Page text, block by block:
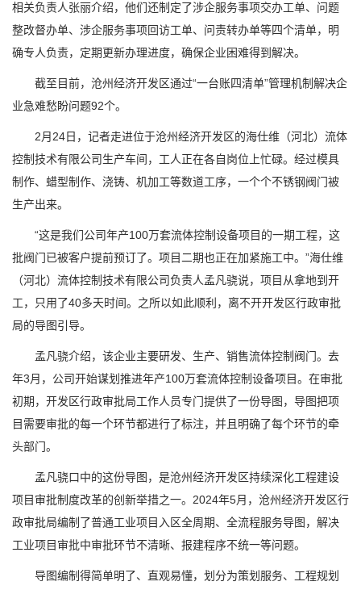
相关负责人张丽介绍，他们还制定了涉企服务事项交办工单、问题
整改督办单、涉企服务事项回访工单、问责转办单等四个清单，明
确专人负责，定期更新办理进度，确保企业困难得到解决。
截至目前，沧州经济开发区通过“一台账四清单”管理机制解决企
业急难愁盼问题92个。
2月24日，记者走进位于沧州经济开发区的海仕维（河北）流体
控制技术有限公司生产车间，工人正在各自岗位上忙碌。经过模具
制作、蜡型制作、浇铸、机加工等数道工序，一个个不锈钢阀门被
生产出来。
“这是我们公司年产100万套流体控制设备项目的一期工程，这
批阀门已被客户提前预订了。项目二期也正在加紧施工中。”海仕维
（河北）流体控制技术有限公司负责人孟凡骁说，项目从拿地到开
工，只用了40多天时间。之所以如此顺利，离不开开发区行政审批
局的导图引导。
孟凡骁介绍，该企业主要研发、生产、销售流体控制阀门。去
年3月，公司开始谋划推进年产100万套流体控制设备项目。在审批
初期，开发区行政审批局工作人员专门提供了一份导图，导图把项
目需要审批的每一个环节都进行了标注，并且明确了每个环节的牵
头部门。
孟凡骁口中的这份导图，是沧州经济开发区持续深化工程建设
项目审批制度改革的创新举措之一。2024年5月，沧州经济开发区行
政审批局编制了普通工业项目入区全周期、全流程服务导图，解决
工业项目审批中审批环节不清晰、报建程序不统一等问题。
导图编制得简单明了、直观易懂，划分为策划服务、工程规划